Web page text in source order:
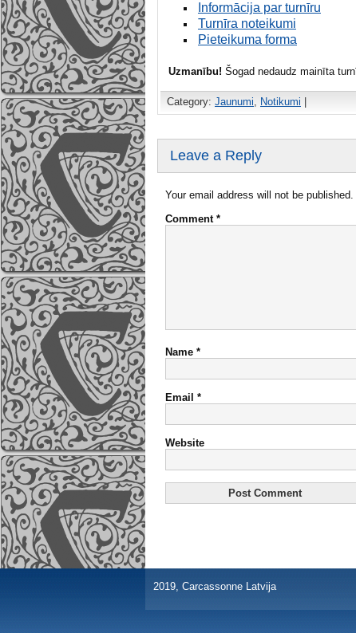
Informācija par turnīru
Turnīra noteikumi
Pieteikuma forma
Uzmanību! Šogad nedaudz mainīta
Category: Jaunumi, Notikumi
Leave a Reply
Your email address will not be published.
Comment *
Name *
Email *
Website
2019, Carcassonne Latvija